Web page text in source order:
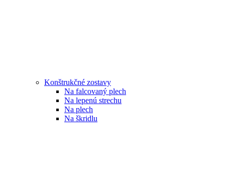
Konštrukčné zostavy
Na falcovaný plech
Na lepenú strechu
Na plech
Na škridlu